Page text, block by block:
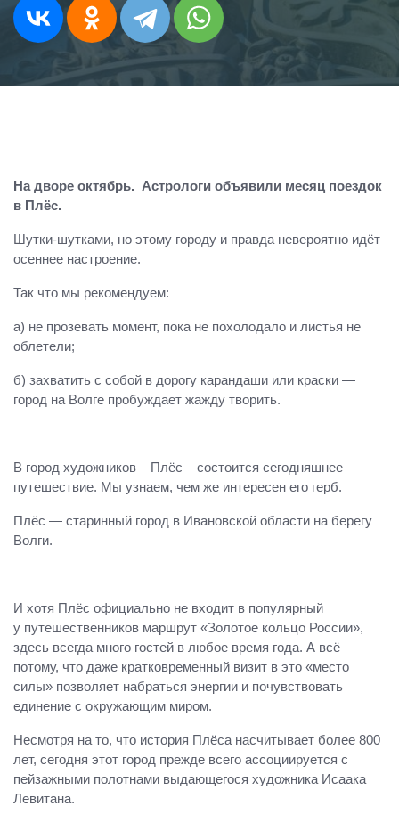
На дворе октябрь. Астрологи объявили месяц поездок
в Плёс.
Шутки-шутками, но этому городу и правда невероятно идёт
осеннее настроение.
Так что мы рекомендуем:
а) не прозевать момент, пока не похолодало и листья не
облетели;
б) захватить с собой в дорогу карандаши или краски —
город на Волге пробуждает жажду творить.
В город художников – Плёс – состоится сегодняшнее
путешествие. Мы узнаем, чем же интересен его герб.
Плёс — старинный город в Ивановской области на берегу
Волги.
И хотя Плёс официально не входит в популярный
у путешественников маршрут «Золотое кольцо России»,
здесь всегда много гостей в любое время года. А всё
потому, что даже кратковременный визит в это «место
силы» позволяет набраться энергии и почувствовать
единение с окружающим миром.
Несмотря на то, что история Плёса насчитывает более 800
лет, сегодня этот город прежде всего ассоциируется с
пейзажными полотнами выдающегося художника Исаака
Левитана.